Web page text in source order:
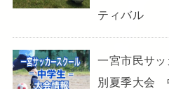
ティバル
一宮市民サ
別夏季大会